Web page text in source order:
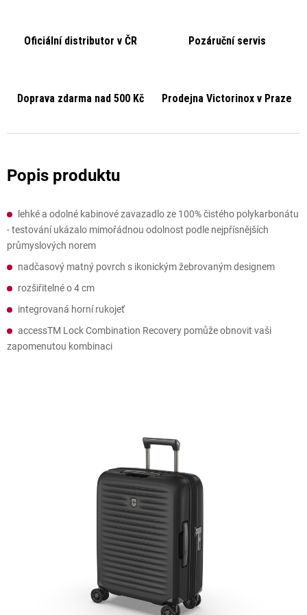
Oficiální distributor v ČR Pozáruční servis
Doprava zdarma nad 500 Kč Prodejna Victorinox v Praze
lehké a odolné kabinové zavazadlo ze 100% čistého polykarbonátu
- testování ukázalo mimořádnou odolnost podle nejpřísnějších
průmyslových norem
nadčasový matný povrch s ikonickým žebrovaným designem
rozšiřitelné o 4 cm
integrovaná horní rukojeť
accessTM Lock Combination Recovery pomůže obnovit vaši
zapomenutou kombinaci